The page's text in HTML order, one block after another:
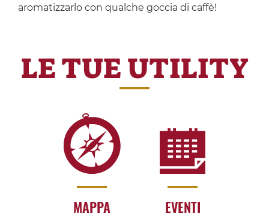
aromatizzarlo con qualche goccia di caffè!
LE TUE UTILITY
MAPPA EVENTI